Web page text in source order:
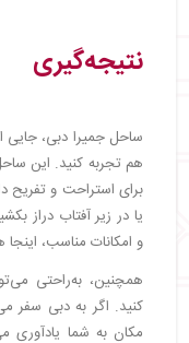
نتیجه‌گیری
ساحل جمیرا دبی، جایی
هم تجربه کنید. این
برای استراحت و تفریح
یا در زیر آفتاب دراز
و امکانات مناسب،
همچنین، به‌راحتی
کنید. اگر به دبی سفر
مکان به شما یادآوری